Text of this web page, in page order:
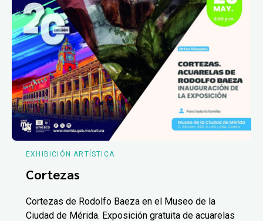
EXHIBICIÓN ARTÍSTICA
Cortezas
Cortezas de Rodolfo Baeza en el Museo de la
Ciudad de Mérida. Exposición gratuita de acuarelas